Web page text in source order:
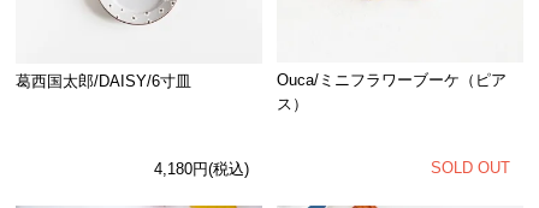
葛西国太郎/DAISY/6寸皿
4,180円(税込)
Ouca/ミニフラワーブーケ（ピア
ス）
SOLD OUT